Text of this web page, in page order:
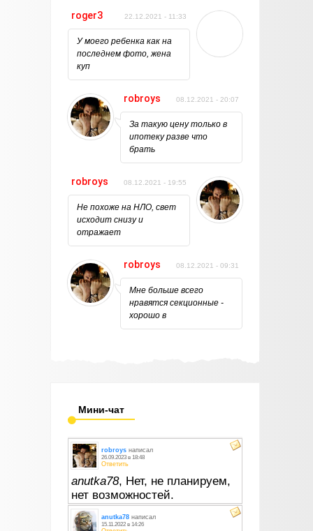
roger3 22.12.2021 - 11:33
У моего ребенка как на
последнем фото, жена
куп
robroys 08.12.2021 - 20:07
За такую цену только в
ипотеку разве что
брать
robroys 08.12.2021 - 19:55
Не похоже на НЛО, свет
исходит снизу и
отражает
robroys 08.12.2021 - 09:31
Мне больше всего
нравятся секционные -
хорошо в
Мини-чат